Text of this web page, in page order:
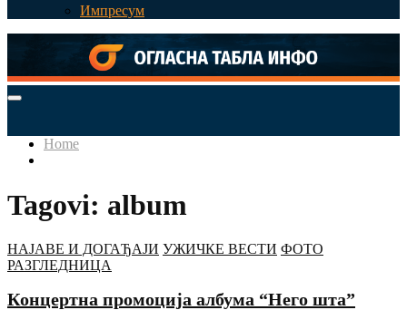
Импресум
Primary
Home
Tagovi: album
НАЈАВЕ И ДОГАЂАЈИ УЖИЧКЕ ВЕСТИ ФОТО
РАЗГЛЕДНИЦА
Концертна промоција албума “Него шта”